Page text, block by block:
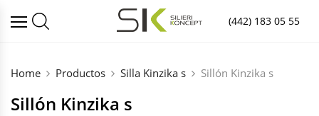
(442) 183 05 55
Home Productos Silla Kinzika s Sillón Kinzika s
Sillón Kinzika s